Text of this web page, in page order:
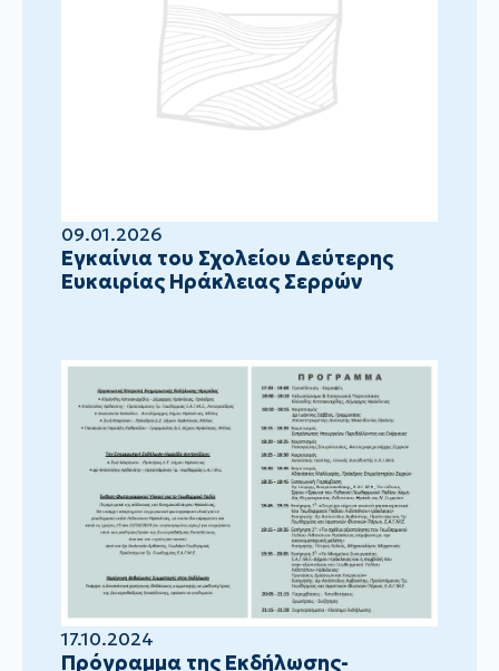
09.01.2026
Eγκαίνια του Σχολείου Δεύτερης
Ευκαιρίας Ηράκλειας Σερρών
17.10.2024
Πρόγραμμα της Εκδήλωσης-